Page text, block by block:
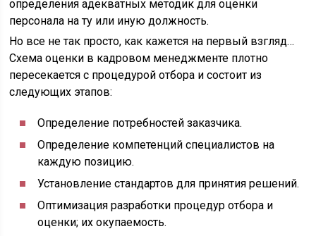
определения адекватных методик для оценки
персонала на ту или иную должность.
Но все не так просто, как кажется на первый взгляд…
Схема оценки в кадровом менеджменте плотно
пересекается с процедурой отбора и состоит из
следующих этапов:
Определение потребностей заказчика.
Определение компетенций специалистов на
каждую позицию.
Установление стандартов для принятия решений.
Оптимизация разработки процедур отбора и
оценки; их окупаемость.